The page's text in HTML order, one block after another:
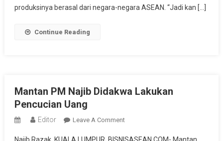
produksinya berasal dari negara-negara ASEAN. “Jadi kan […]
Continue Reading
Mantan PM Najib Didakwa Lakukan
Pencucian Uang
Editor Leave A CommentOn